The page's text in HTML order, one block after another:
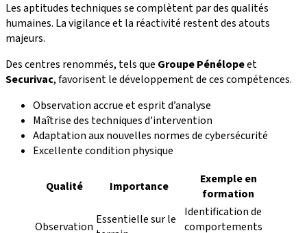
Les aptitudes techniques se complètent par des qualités
humaines. La vigilance et la réactivité restent des atouts
majeurs.
Des centres renommés, tels que Groupe Pénélopeet
Securivac, favorisent le développement de ces compétences.
Observation accrue et esprit d’analyse
Maîtrise des techniques d'intervention
Adaptation aux nouvelles normes de cybersécurité
Excellente condition physique
Qualité Importance
Exemple en
formation
Observation Essentielle sur le
Identification de
comportements